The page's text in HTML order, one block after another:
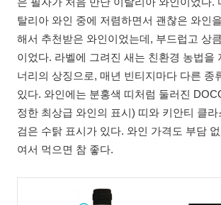
은 필자가 처음 만난 이탈리아 와인이었다.
탈리아 와인 중에 저렴하면서 괜찮은 와인
해서 추천받은 와인이었는데, 부드럽고 상
이었다. 라벨에 그려진 새는 친환경 농법을
너리의 상징으로, 매년 빈티지마다 다른 종
있다. 와인에는 분홍색 띠처럼 둘러진
정한 최상급 와인의 표시) 띠와 키안티 클
검은 수탉 표시가 있다. 와인 가격도 부담
여서 먹으면 참 좋다.